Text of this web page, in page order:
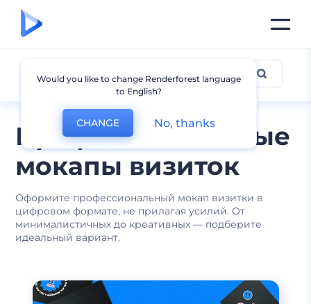
Профессиональные
мокапы визиток
Оформите профессиональный мокап визитки в
цифровом формате, не прилагая усилий. От
минималистичных до креативных — подберите
идеальный вариант.
Мокапы визиток
Would you like to change Renderforest language
to English?
CHANGE No, thanks